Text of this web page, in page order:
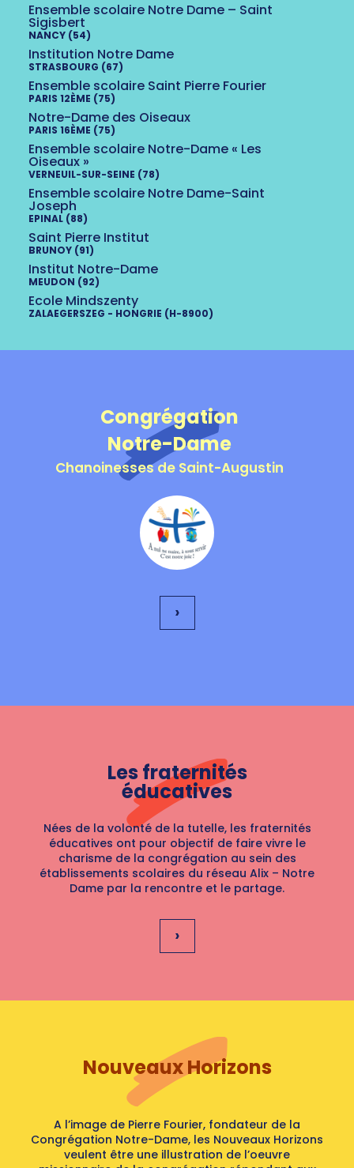
Ensemble scolaire Notre Dame – Saint
Sigisbert
NANCY (54)
Institution Notre Dame
STRASBOURG (67)
Ensemble scolaire Saint Pierre Fourier
PARIS 12ÈME (75)
Notre-Dame des Oiseaux
PARIS 16ÈME (75)
Ensemble scolaire Notre-Dame « Les
Oiseaux »
VERNEUIL-SUR-SEINE (78)
Ensemble scolaire Notre Dame-Saint
Joseph
EPINAL (88)
Saint Pierre Institut
BRUNOY (91)
Institut Notre-Dame
MEUDON (92)
Ecole Mindszenty
ZALAEGERSZEG - HONGRIE (H-8900)
Congrégation
Notre-Dame
Chanoinesses de Saint-Augustin
›
Les fraternités
éducatives
Nées de la volonté de la tutelle, les fraternités
éducatives ont pour objectif de faire vivre le
charisme de la congrégation au sein des
établissements scolaires du réseau Alix – Notre
Dame par la rencontre et le partage.
›
Nouveaux Horizons
A l’image de Pierre Fourier, fondateur de la
Congrégation Notre-Dame, les Nouveaux Horizons
veulent être une illustration de l’oeuvre